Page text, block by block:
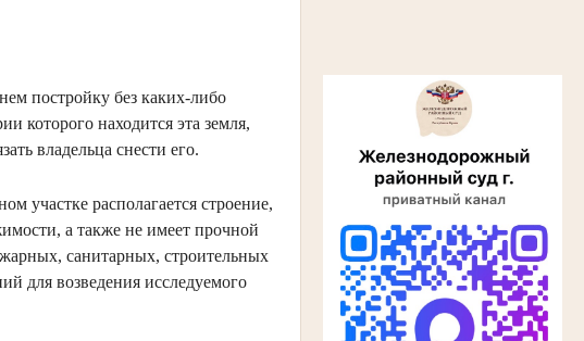
постройку без каких-либо
которого находится эта земля,
владельца снести его.
участке располагается строение,
а также не имеет прочной
санитарных, строительных
для возведения исследуемого